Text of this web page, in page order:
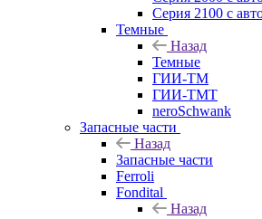
Серия 2100 с
Темные
Назад
Темные
ГИИ-ТМ
ГИИ-ТМТ
neroSchwank
Запасные части
Назад
Запасные части
Ferroli
Fondital
Назад